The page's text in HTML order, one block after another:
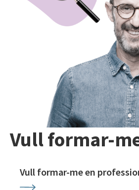
Vull formar-
Vull formar-me en